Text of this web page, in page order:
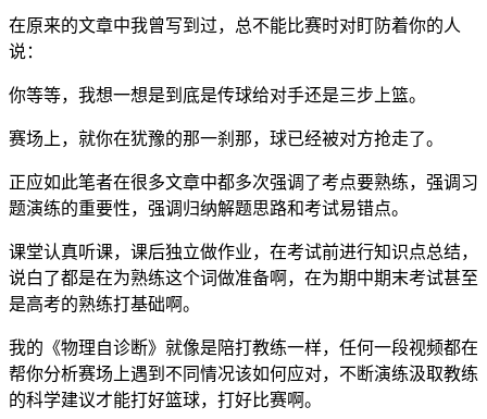
在原来的文章中我曾写到过，总不能比赛时对盯防着你的人
说：
你等等，我想一想是到底是传球给对手还是三步上篮。
赛场上，就你在犹豫的那一刹那，球已经被对方抢走了。
正应如此笔者在很多文章中都多次强调了考点要熟练，强调习
题演练的重要性，强调归纳解题思路和考试易错点。
课堂认真听课，课后独立做作业，在考试前进行知识点总结，
说白了都是在为熟练这个词做准备啊，在为期中期末考试甚至
是高考的熟练打基础啊。
我的《物理自诊断》就像是陪打教练一样，任何一段视频都在
帮你分析赛场上遇到不同情况该如何应对，不断演练汲取教练
的科学建议才能打好篮球，打好比赛啊。